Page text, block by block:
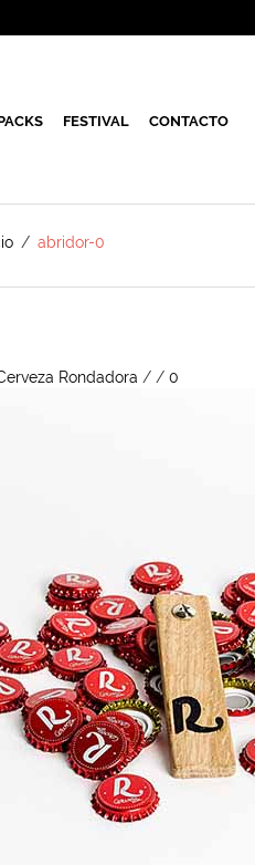
FESTIVAL CONTACTO
/ abridor-0
Rondadora / / 0